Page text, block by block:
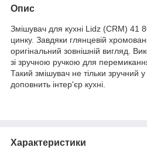
Опис
Змішувач для кухні Lidz (CRM) 41
цинку. Завдяки глянцевій
оригінальний зовнішній вигляд.
зі зручною ручкою для
Такий змішувач не тільки зручний
доповнить інтер'єр кухні.
Характеристики